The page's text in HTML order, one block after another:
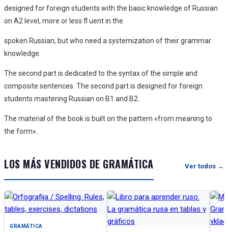
designed for foreign students with the basic knowledge of Russian
on A2 level, more or less fl uent in the
spoken Russian, but who need a systemization of their grammar
knowledge.
The second part is dedicated to the syntax of the simple and
composite sentences. The second part is designed for foreign
students mastering Russian on B1 and B2.
The material of the book is built on the pattern «from meaning to
the form».
LOS MÁS VENDIDOS DE GRAMÁTICA Ver todos →
GRAMÁTICA